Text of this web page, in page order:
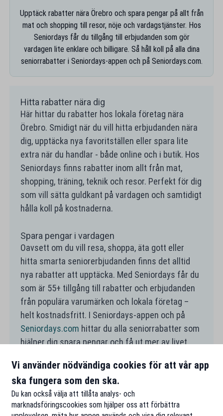
Upptäck rabatter nära Örebro och spara pengar på allt från
mat och shopping till resor, nöje och vardagstjänster. Hos
Seniordays får du tillgång till erbjudanden som gör
vardagen lite enklare och billigare. Så håll koll på alla dina
seniorrabatter i Seniordays-appen och på Seniordays.com.
Hitta rabatter nära dig
Här hittar du rabatter hos lokala företag nära
Örebro. Smidigt när du vill hitta erbjudanden nära
dig, upptäcka nya favoritställen eller spara lite
extra när du handlar - både online och i butik. Hos
Seniordays finns rabatter inom allt från mat,
shopping, träning, teknik och resor. Perfekt för dig
som vill sätta guldkant på vardagen och samtidigt
hålla koll på kostnaderna.
Spara pengar i vardagen
Oavsett om du vill resa, shoppa, äta gott eller
hitta smarta seniorerbjudanden finns det alltid
nya rabatter att upptäcka. Med Seniordays får du
som är 55+ tillgång till rabatter och erbjudanden
från populära varumärken och lokala företag –
helt kostnadsfritt. I Seniordays-appen och på
Seniordays.com hittar du alla seniorrabatter som
hjälper dig spara pengar och få ut mer av livet
Vi använder nödvändiga cookies för att vår app
ska fungera som den ska.
Du kan också välja att tillåta analys- och
marknadsföringscookies som hjälper oss att förbättra